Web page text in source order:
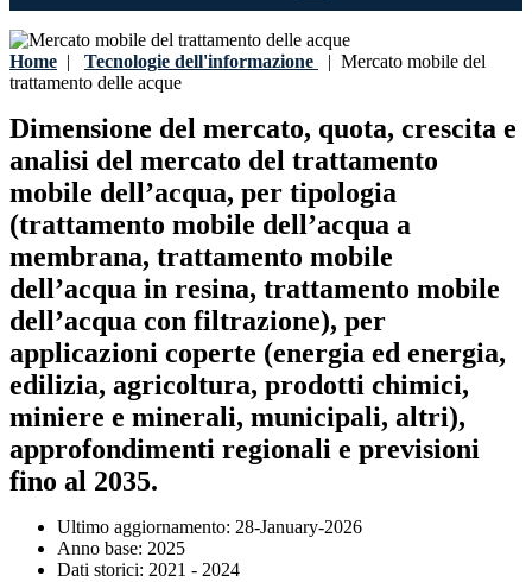
Home | Tecnologie dell'informazione | Mercato mobile del
trattamento delle acque
Dimensione del mercato, quota, crescita e
analisi del mercato del trattamento
mobile dell’acqua, per tipologia
(trattamento mobile dell’acqua a
membrana, trattamento mobile
dell’acqua in resina, trattamento mobile
dell’acqua con filtrazione), per
applicazioni coperte (energia ed energia,
edilizia, agricoltura, prodotti chimici,
miniere e minerali, municipali, altri),
approfondimenti regionali e previsioni
fino al 2035.
Ultimo aggiornamento: 28-January-2026
Anno base: 2025
Dati storici: 2021 - 2024